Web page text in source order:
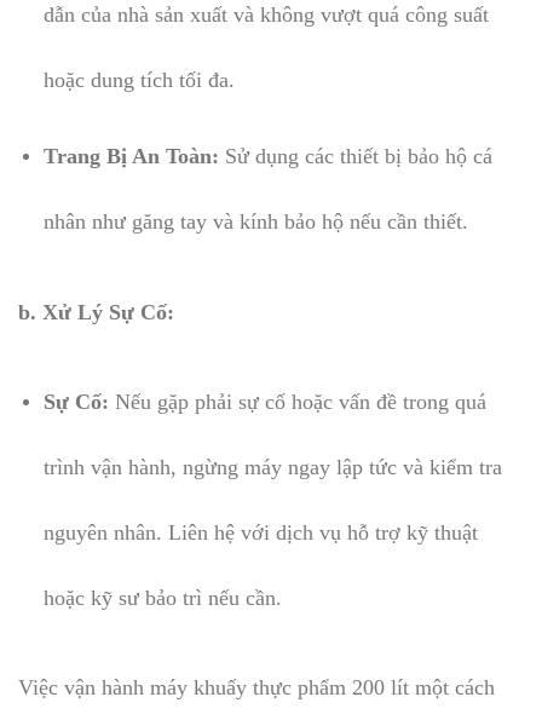
dẫn của nhà sản xuất và không vượt quá công suất
hoặc dung tích tối đa.
Trang Bị An Toàn: Sử dụng các thiết bị bảo hộ cá
nhân như găng tay và kính bảo hộ nếu cần thiết.
b. Xử Lý Sự Cố:
Sự Cố: Nếu gặp phải sự cố hoặc vấn đề trong quá
trình vận hành, ngừng máy ngay lập tức và kiểm tra
nguyên nhân. Liên hệ với dịch vụ hỗ trợ kỹ thuật
hoặc kỹ sư bảo trì nếu cần.
Việc vận hành máy khuấy thực phẩm 200 lít một cách